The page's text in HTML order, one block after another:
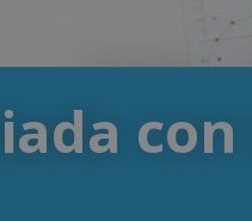
con